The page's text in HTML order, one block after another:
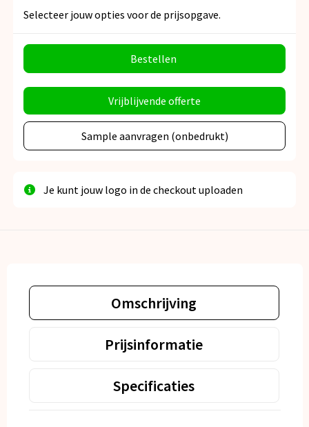
Selecteer jouw opties voor de prijsopgave.
Bestellen
Vrijblijvende offerte
Sample aanvragen (onbedrukt)
Je kunt jouw logo in de checkout uploaden
Omschrijving
Prijsinformatie
Specificaties